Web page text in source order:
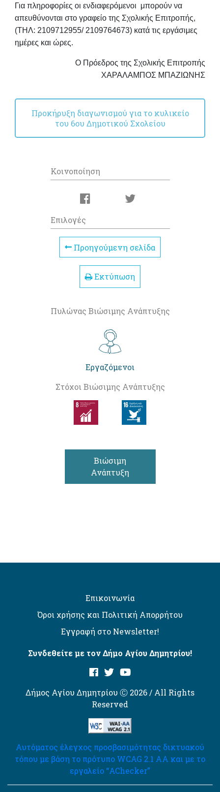
Για πληροφορίες οι ενδιαφερόμενοι μπορούν να
απευθύνονται στο γραφείο της Σχολικής Επιτροπής,
(ΤΗΛ: 2109712955/ 2109764673) κατά τις εργάσιμες
ημέρες και ώρες.
Ο Πρόεδρος της Σχολικής Επιτροπής
ΧΑΡΑΛΑΜΠΟΣ ΜΠΑΖΙΩΝΗΣ
Προκήρυξη διαγωνισμού για το κυλικείο
του 6ου Δημοτικού Σχολείου
Κοινοποίηση
Επιλογές
Προηγούμενη σελίδα
Εκτύπωση
Πυλώνας Βιώσιμης Ανάπτυξης
Εργαζόμενοι
Στόχοι Βιώσιμης Ανάπτυξης
Βιώσιμη
Ανάπτυξη
Επικοινωνία
Όροι χρήσης και Πολιτική Απορρήτου
Εγγραφή στο Newsletter!
Συνδεθείτε με τον Δήμο Αγίου Δημητρίου!
Δήμος Αγίου Δημητρίου Ⓒ 2026 / All Rights
Reserved
Αυτόματος έλεγχος προσβασιμότητας δικτυακού
τόπου με βάση το πρότυπο WCAG 2.1 AA και με το
εργαλείο “AChecker”